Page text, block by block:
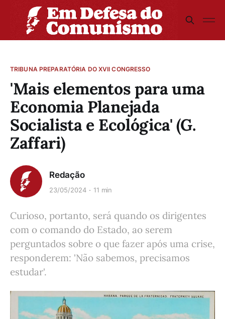
TRIBUNA PREPARATÓRIA DO XVII CONGRESSO
'Mais elementos para uma
Economia Planejada
Socialista e Ecológica' (G.
Zaffari)
Redação
23/05/2024 11 min
Curioso, portanto, será quando os dirigentes
com o comando do Estado, ao serem
perguntados sobre o que fazer após uma crise,
responderem: 'Não sabemos, precisamos
estudar'.